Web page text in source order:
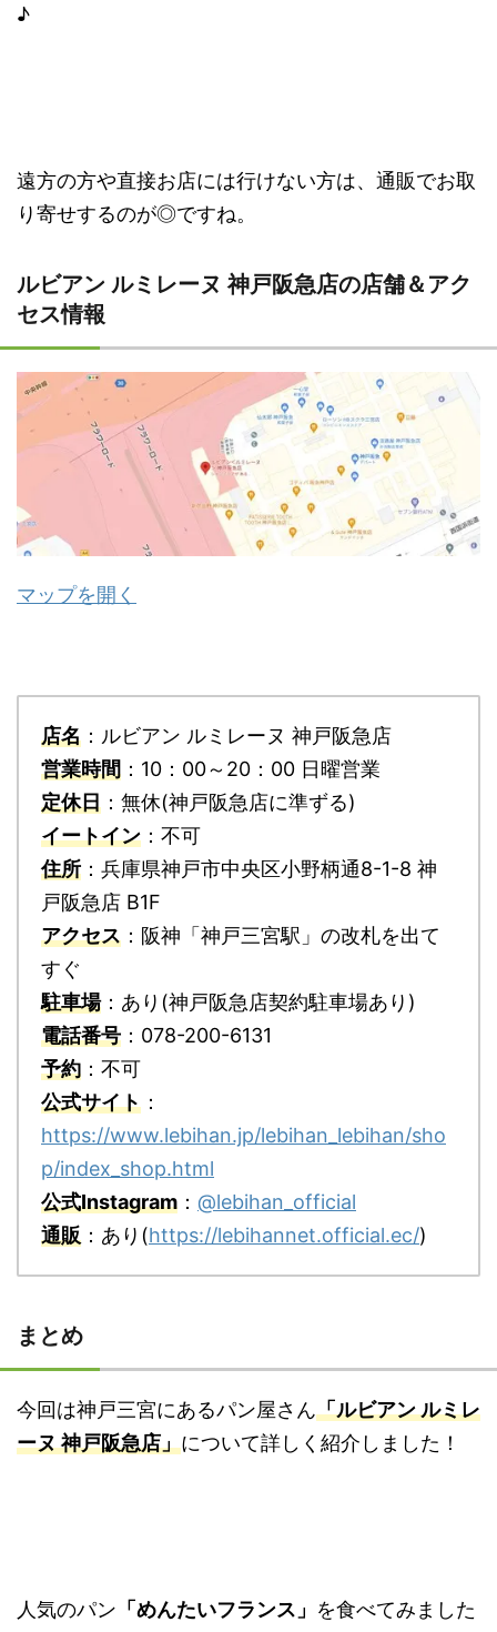
♪
遠方の方や直接お店には行けない方は、通販でお取
り寄せするのが◎ですね。
ルビアン ルミレーヌ 神戸阪急店の店舗＆アク
セス情報
マップを開く
店名 ：ルビアン ルミレーヌ 神戸阪急店
営業時間 ：10：00～20：00 日曜営業
定休日 ：無休(神戸阪急店に準ずる)
イートイン ：不可
住所 ：兵庫県神戸市中央区小野柄通8-1-8 神
戸阪急店 B1F
アクセス ：阪神「神戸三宮駅」の改札を出て
すぐ
駐車場：あり(神戸阪急店契約駐車場あり)
電話番号 ：078-200-6131
予約 ：不可
公式サイト ：
https://www.lebihan.jp/lebihan_lebihan/sho
p/index_shop.html
公式Instagram ： @lebihan_official
通販 ：あり(https://lebihannet.official.ec/)
まとめ
今回は神戸三宮にあるパン屋さん「ルビアン ルミレ
ーヌ 神戸阪急店」について詳しく紹介しました！
人気のパン 「めんたいフランス」 を食べてみました